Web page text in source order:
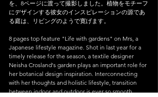
を、8ページに渡って撮影しました。植物をモチーフ
にデザインする彼女のインスピレーションの源であ
る庭は、リビングのようで寛げます。
8 pages top feature "Life with gardens" on Mrs, a
Japanese lifestyle magazine. Shot in last year for a
timely release for the season, a textile designer
Neisha Crosland's garden plays an important role for
her botanical design inspiration. Interconnecting
with her thoughts and holistic lifestyle, transition
between indoor and outdoor is ever so smooth.